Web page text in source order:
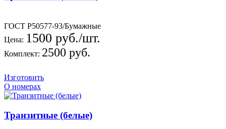
ГОСТ Р50577-93/Бумажные
Цена: 1500 руб./шт.
Комплект: 2500 руб.
Изготовить
О номерах
Транзитные (белые)